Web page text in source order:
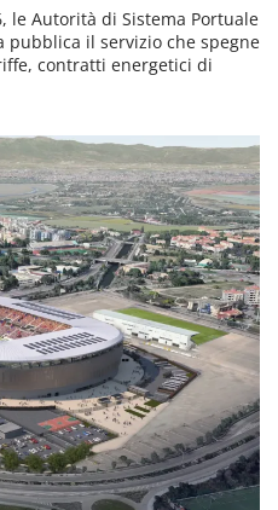
le Autorità di Sistema Portuale
il servizio che spegne
contratti energetici di